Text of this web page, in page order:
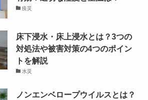
疫災
床下浸水・床上浸水とは？3つの
対処法や被害対策の4つのポイン
トを解説
水災
ノンエンベロープウイルスとは？